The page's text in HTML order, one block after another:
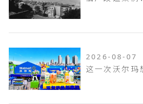
2026-08-07